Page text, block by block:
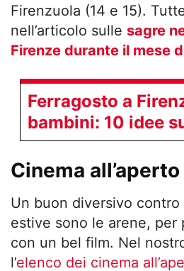
Firenzuola (14 e 15).
nell’articolo sulle sagre
Firenze durante il mese
Ferragosto a
bambini: 10 idee
Cinema all’aperto
Un buon diversivo
estive sono le arene, per
con un bel film. Nel
l’elenco dei cinema